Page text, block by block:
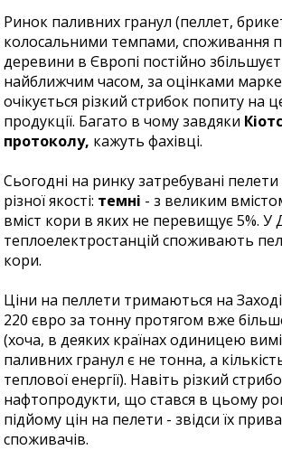
Ринок паливних гранул (пеллет,
колосальними темпами, споживання
деревини в Європі постійно
найближчим часом, за оцінками
очікується різкий стрибок попиту на
продукції. Багато в чому завдяки
протоколу, кажуть фахівці.
Сьогодні на ринку затребувані
різної якості: темні - з великим
вміст кори в яких не перевищує 5%. У
теплоелектростанцій споживають
кори.
Ціни на пеллети тримаються на
220 євро за тонну протягом вже
(хоча, в деяких країнах одиницею
паливних гранул є не тонна, а
теплової енергії). Навіть різкий
нафтопродукти, що стався в цьому
підйому цін на пелети - звідси їх
споживачів.